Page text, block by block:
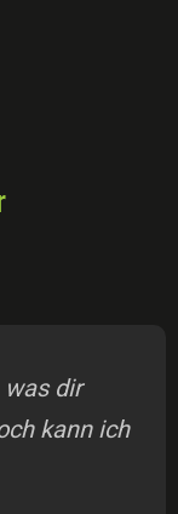
was dir
kann ich